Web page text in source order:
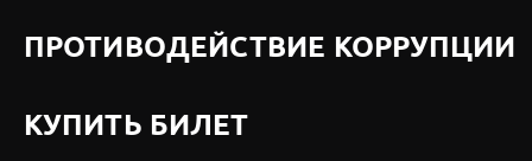
ПРОТИВОДЕЙСТВИЕ КОРРУПЦИИ
КУПИТЬ БИЛЕТ